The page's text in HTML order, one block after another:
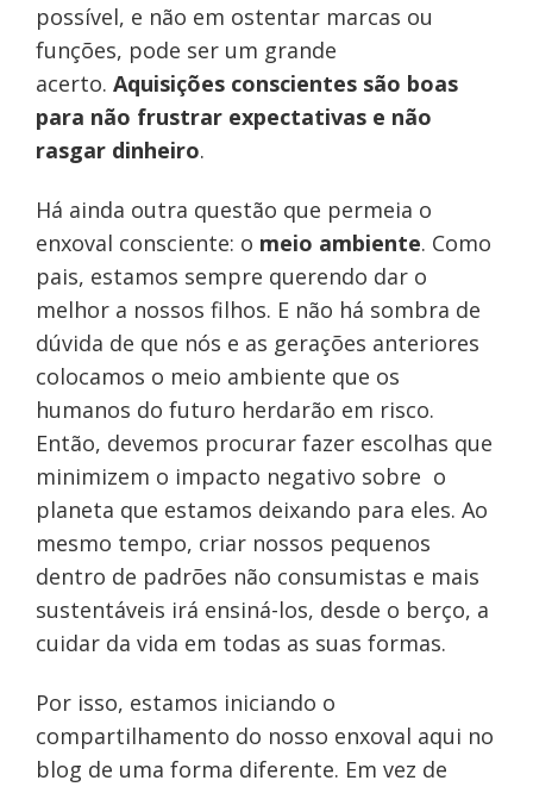
possível, e não em ostentar marcas ou
funções, pode ser um grande
acerto. Aquisições conscientes são boas
para não frustrar expectativas e não
rasgar dinheiro.
Há ainda outra questão que permeia o
enxoval consciente: o meio ambiente. Como
pais, estamos sempre querendo dar o
melhor a nossos filhos. E não há sombra de
dúvida de que nós e as gerações anteriores
colocamos o meio ambiente que os
humanos do futuro herdarão em risco.
Então, devemos procurar fazer escolhas que
minimizem o impacto negativo sobre o
planeta que estamos deixando para eles. Ao
mesmo tempo, criar nossos pequenos
dentro de padrões não consumistas e mais
sustentáveis irá ensiná-los, desde o berço, a
cuidar da vida em todas as suas formas.
Por isso, estamos iniciando o
compartilhamento do nosso enxoval aqui no
blog de uma forma diferente. Em vez de